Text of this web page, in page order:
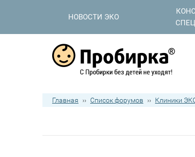
НОВОСТИ ЭКО
Главная ›› Список форумов ›› Клиники